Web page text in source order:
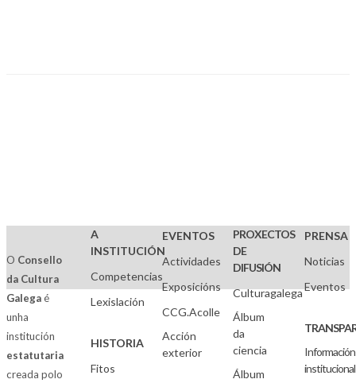
O Consello
da Cultura
Galegaé
unha
institución
estatutaria
creada polo
A
INSTITUCIÓN
Competencias
Lexislación
HISTORIA
Fitos
EVENTOS
Actividades
Exposicións
CCG.Acolle
Acción
exterior
PROXECTOS
DE
DIFUSIÓN
Culturagalega
Álbum
da
ciencia
Álbum
PRENSA
Noticias
Eventos
Información
institucional